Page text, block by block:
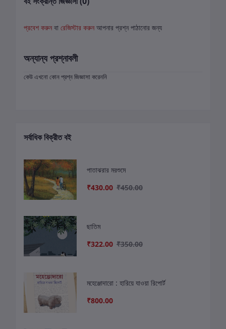
প্রবেশ করুন বা রেজিস্টার করুন আপনার প্রশ্ন পাঠানোর জন্য
অন্যান্য প্রশ্নাবলী
কেউ এখনো কোন প্রশ্ন জিজ্ঞাসা করেননি
সর্বাধিক বিক্রীত বই
পাতাঝরার মরশুমে
₹430.00 ₹450.00
ছাতিম
₹322.00 ₹350.00
মহেঞ্জোদারো : হারিয়ে যাওয়া রিপোর্ট
₹800.00